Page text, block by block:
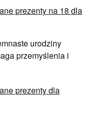
prezenty na 18 dla
urodziny
przemyślenia i
prezenty dla